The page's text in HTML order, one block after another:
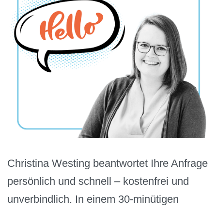
Christina Westing beantwortet Ihre Anfrage
persönlich und schnell – kostenfrei und
unverbindlich. In einem 30-minütigen